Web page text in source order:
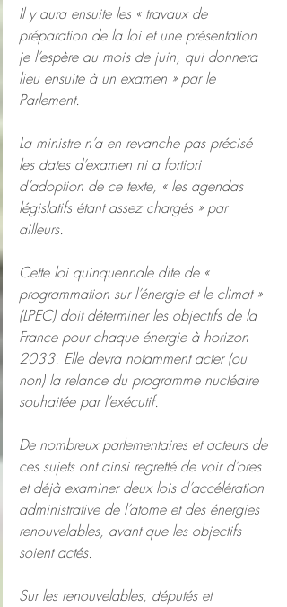
Il y aura ensuite les « travaux de
préparation de la loi et une présentation
je l’espère au mois de juin, qui donnera
lieu ensuite à un examen » par le
Parlement.
La ministre n’a en revanche pas précisé
les dates d’examen ni a fortiori
d’adoption de ce texte, « les agendas
législatifs étant assez chargés » par
ailleurs.
Cette loi quinquennale dite de «
programmation sur l’énergie et le climat »
(LPEC) doit déterminer les objectifs de la
France pour chaque énergie à horizon
2033. Elle devra notamment acter (ou
non) la relance du programme nucléaire
souhaitée par l’exécutif.
De nombreux parlementaires et acteurs de
ces sujets ont ainsi regretté de voir d’ores
et déjà examiner deux lois d’accélération
administrative de l’atome et des énergies
renouvelables, avant que les objectifs
soient actés.
Sur les renouvelables, députés et